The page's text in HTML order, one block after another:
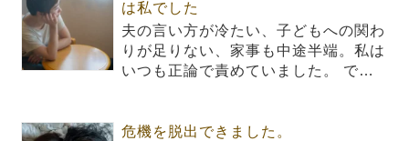
は私でした
夫の言い方が冷たい、子どもへの関わ
りが足りない、家事も中途半端。私は
いつも正論で責めていました。 で…
危機を脱出できました。